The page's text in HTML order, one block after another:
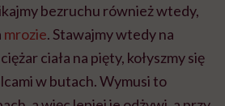
bezruchu również wtedy,
mrozie. Stawajmy wtedy na
ciała na pięty, kołyszmy się
w butach. Wymusi to